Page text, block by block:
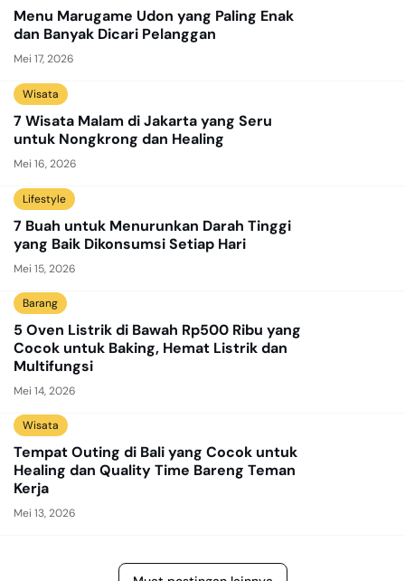
Menu Marugame Udon yang Paling Enak
dan Banyak Dicari Pelanggan
Mei 17, 2026
Wisata
7 Wisata Malam di Jakarta yang Seru
untuk Nongkrong dan Healing
Mei 16, 2026
Lifestyle
7 Buah untuk Menurunkan Darah Tinggi
yang Baik Dikonsumsi Setiap Hari
Mei 15, 2026
Barang
5 Oven Listrik di Bawah Rp500 Ribu yang
Cocok untuk Baking, Hemat Listrik dan
Multifungsi
Mei 14, 2026
Wisata
Tempat Outing di Bali yang Cocok untuk
Healing dan Quality Time Bareng Teman
Kerja
Mei 13, 2026